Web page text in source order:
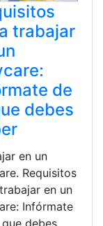
trabajar
de
debes
en un
Requisitos
en un
Infórmate
debes